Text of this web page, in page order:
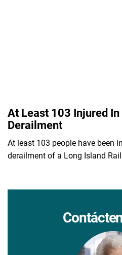
At Least 103 Injured
Derailment
At least 103 people have been
derailment of a Long Island